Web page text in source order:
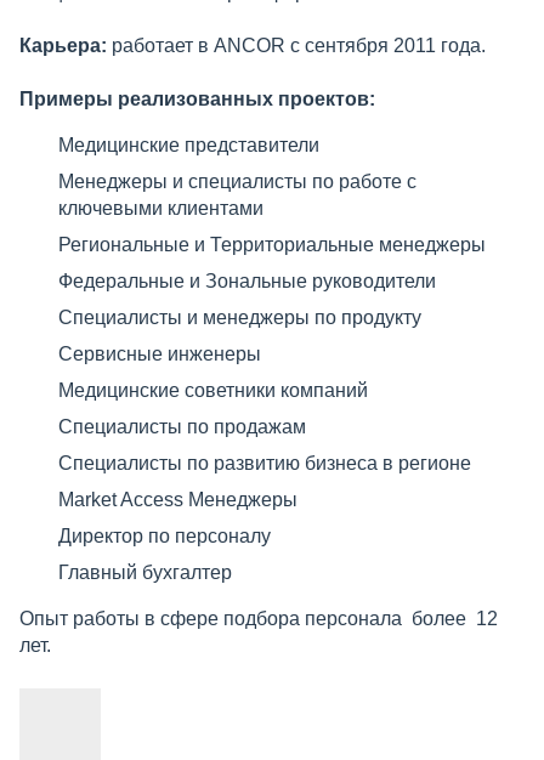
Карьера: работает в ANCOR с сентября 2011 года.
Примеры реализованных проектов:
Медицинские представители
Менеджеры и специалисты по работе с
ключевыми клиентами
Региональные и Территориальные менеджеры
Федеральные и Зональные руководители
Специалисты и менеджеры по продукту
Сервисные инженеры
Медицинские советники компаний
Специалисты по продажам
Специалисты по развитию бизнеса в регионе
Market Access Менеджеры
Директор по персоналу
Главный бухгалтер
Опыт работы в сфере подбора персонала более 12
лет.